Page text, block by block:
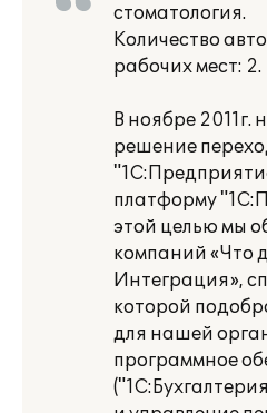
стоматология.
Количество
рабочих мест: 2.
В ноябре 2011г.
решение
платформу
этой целью мы
компаний «Что
Интеграция»,
которой
для нашей
программное